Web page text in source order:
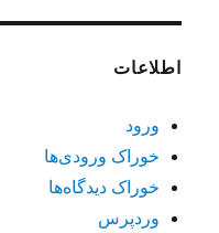
اطلاعات
ورود
خوراک ورودی‌ها
خوراک دیدگاه‌ها
وردپرس